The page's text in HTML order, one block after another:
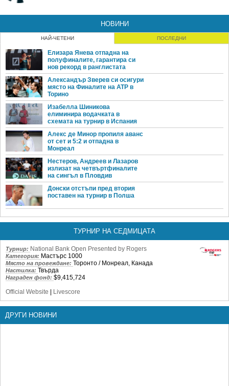
НОВИНИ
НАЙ-ЧЕТЕНИ ПОСЛЕДНИ
Елизара Янева отпадна на
полуфиналите, гарантира си
нов рекорд в ранглистата
Александър Зверев си осигури
място на Финалите на ATP в
Торино
Изабелла Шиникова
елиминира водачката в
схемата на турнир в Испания
Алекс де Минор пропиля аванс
от сет и 5:2 и отпадна в
Монреал
Нестеров, Андреев и Лазаров
излизат на четвъртфиналите
на сингъл в Пловдив
Донски отстъпи пред втория
поставен на турнир в Полша
ТУРНИР НА СЕДМИЦАТА
Турнир: National Bank Open Presented by Rogers
Категория: Мастърс 1000
Място на провеждане: Торонто / Монреал, Канада
Настилка: Твърда
Награден фонд: $9,415,724
Official Website | Livescore
ДРУГИ НОВИНИ